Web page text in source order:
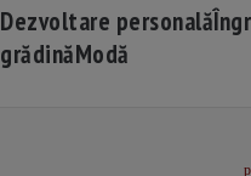
Dezvoltare personală
grădinăModă